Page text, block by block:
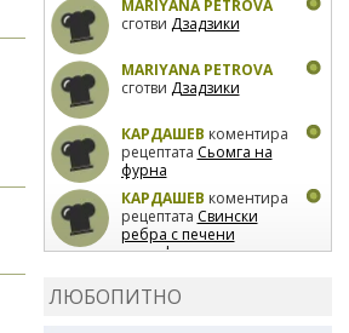
MARIYANA PETROVA
сготви Дзадзики
MARIYANA PETROVA
сготви Дзадзики
КАРДАШЕВ коментира
рецептата Сьомга на
фурна
КАРДАШЕВ коментира
рецептата Свински
ребра с печени
картофи
лимон
ЛЮБОПИТНО